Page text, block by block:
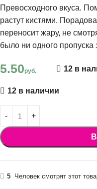
Превосходного вкуса.
растут кистями.
переносит жару, не
было ни одного
5.50руб. 12 в
12 в наличии
5 Человек смотрят этот